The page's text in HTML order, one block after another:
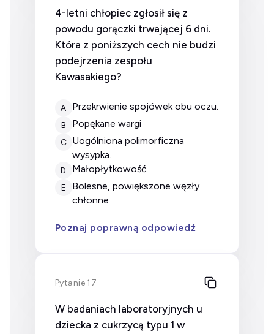
4-letni chłopiec zgłosił się z
powodu gorączki trwającej 6 dni.
Która z poniższych cech nie budzi
podejrzenia zespołu
Kawasakiego?
A Przekrwienie spojówek obu oczu.
B Popękane wargi
C
Uogólniona polimorficzna
wysypka.
D Małopłytkowość
E
Bolesne, powiększone węzły
chłonne
Poznaj poprawną odpowiedź
Pytanie 17
W badaniach laboratoryjnych u
dziecka z cukrzycą typu 1 w